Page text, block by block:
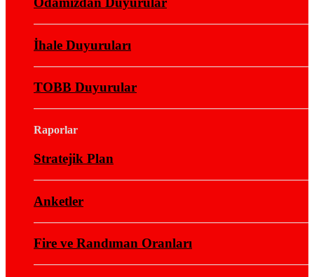
İhale Duyuruları
TOBB Duyurular
Raporlar
Stratejik Plan
Anketler
Fire ve Randıman Oranları